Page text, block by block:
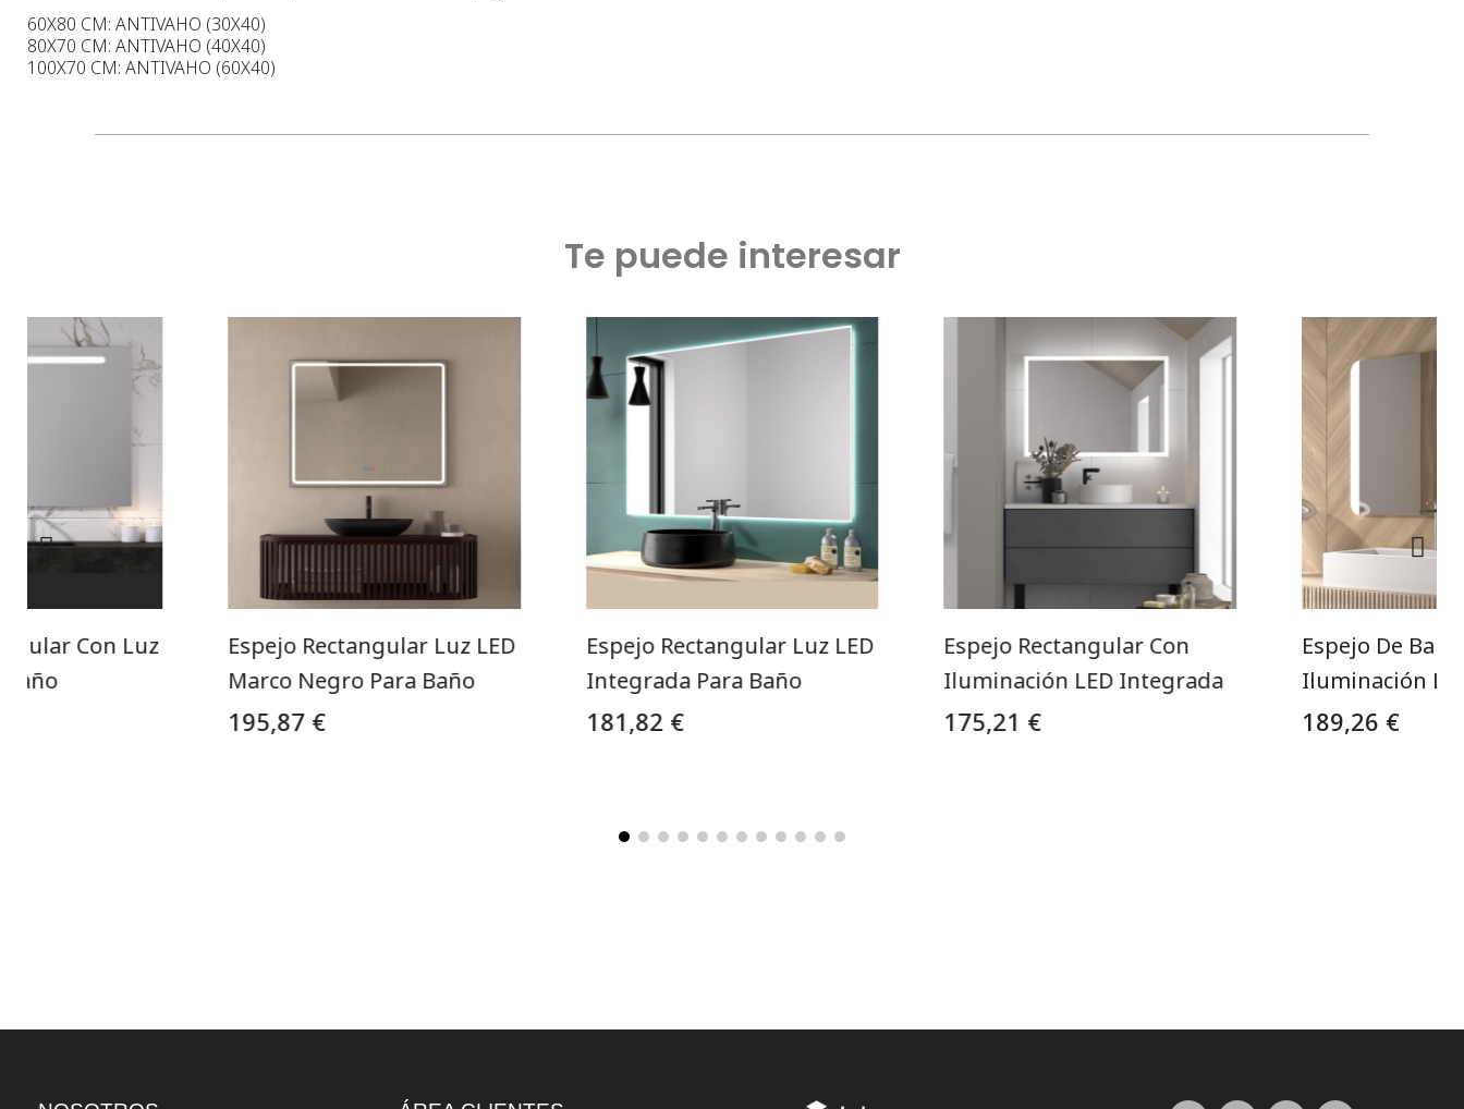
60X80 CM: ANTIVAHO (30X40)
80X70 CM: ANTIVAHO (40X40)
100X70 CM: ANTIVAHO (60X40)
Te puede interesar
Con Luz
Espejo Rectangular Luz LED
Marco Negro Para Baño
195,87 €
Espejo Rectangular Luz LED
Integrada Para Baño
181,82 €
Espejo Rectangular Con
Iluminación LED Integrada
175,21 €
Espejo De
Iluminación
189,26 €